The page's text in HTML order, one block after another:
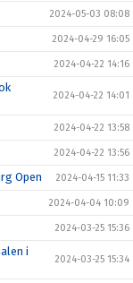
2024-05-03 08:08
2024-04-29 16:05
2024-04-22 14:16
2024-04-22 14:01
2024-04-22 13:58
2024-04-22 13:56
Open 2024-04-15 11:33
2024-04-04 10:09
2024-03-25 15:36
i
2024-03-25 15:34